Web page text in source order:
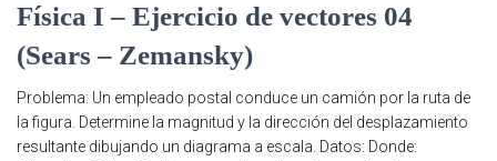
Física I – Ejercicio de vectores 04
(Sears – Zemansky)
Problema: Un empleado postal conduce un camión por la ruta de
la figura. Determine la magnitud y la dirección del desplazamiento
resultante dibujando un diagrama a escala. Datos: Donde: